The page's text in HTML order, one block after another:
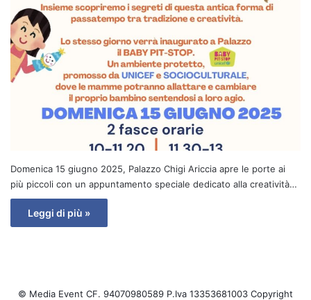
Domenica 15 giugno 2025, Palazzo Chigi Ariccia apre le porte ai
più piccoli con un appuntamento speciale dedicato alla creatività…
Leggi di più »
© Media Event CF. 94070980589 P.Iva 13353681003 Copyright